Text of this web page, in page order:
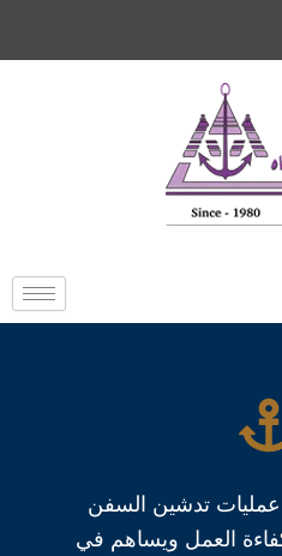
تدشين السفن
العمل ويساهم في